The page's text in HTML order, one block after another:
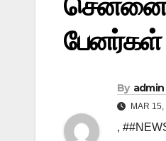
By admin
MAR 15,
,